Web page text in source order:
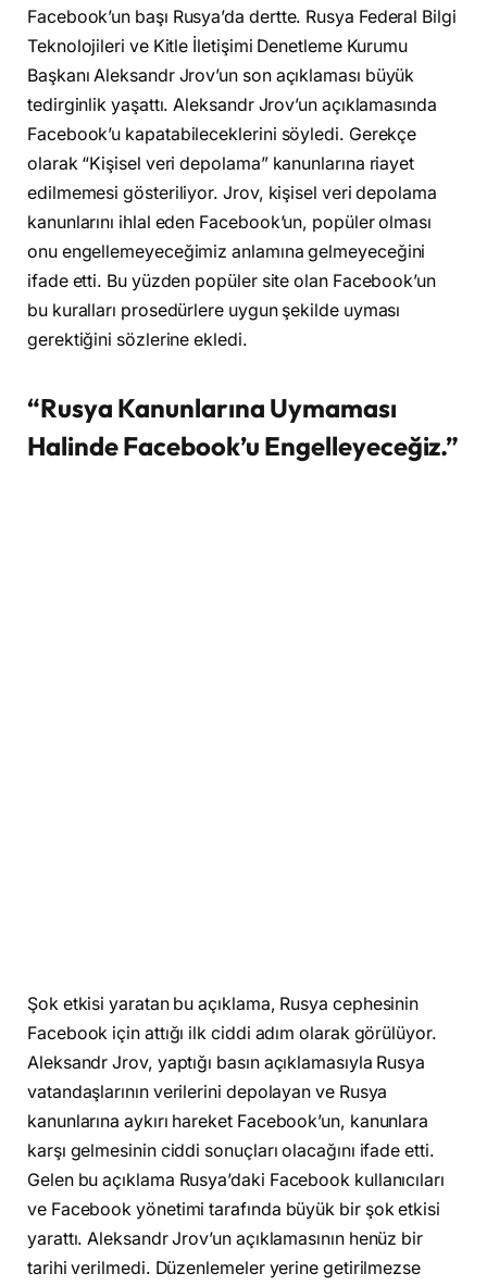
Facebook’un başı Rusya’da dertte. Rusya Federal Bilgi
Teknolojileri ve Kitle İletişimi Denetleme Kurumu
Başkanı Aleksandr Jrov’un son açıklaması büyük
tedirginlik yaşattı. Aleksandr Jrov’un açıklamasında
Facebook’u kapatabileceklerini söyledi. Gerekçe
olarak “Kişisel veri depolama” kanunlarına riayet
edilmemesi gösteriliyor. Jrov, kişisel veri depolama
kanunlarını ihlal eden Facebook’un, popüler olması
onu engellemeyeceğimiz anlamına gelmeyeceğini
ifade etti. Bu yüzden popüler site olan Facebook’un
bu kuralları prosedürlere uygun şekilde uyması
gerektiğini sözlerine ekledi.
“Rusya Kanunlarına Uymaması
Halinde Facebook’u Engelleyeceğiz.”
Şok etkisi yaratan bu açıklama, Rusya cephesinin
Facebook için attığı ilk ciddi adım olarak görülüyor.
Aleksandr Jrov, yaptığı basın açıklamasıyla Rusya
vatandaşlarının verilerini depolayan ve Rusya
kanunlarına aykırı hareket Facebook’un, kanunlara
karşı gelmesinin ciddi sonuçları olacağını ifade etti.
Gelen bu açıklama Rusya’daki Facebook kullanıcıları
ve Facebook yönetimi tarafında büyük bir şok etkisi
yarattı. Aleksandr Jrov’un açıklamasının henüz bir
tarihi verilmedi. Düzenlemeler yerine getirilmezse